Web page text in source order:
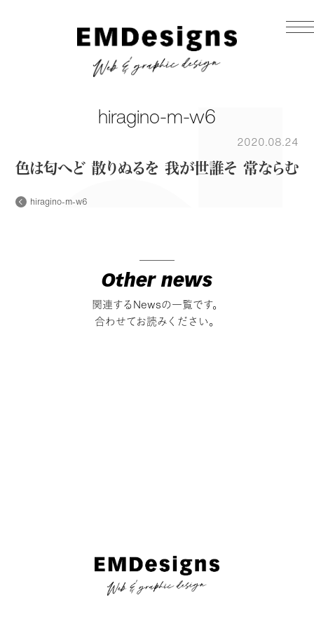
hiragino-m-w6
2020.08.24
hiragino-m-w6
Other news
関連するNewsの一覧です。
合わせてお読みください。